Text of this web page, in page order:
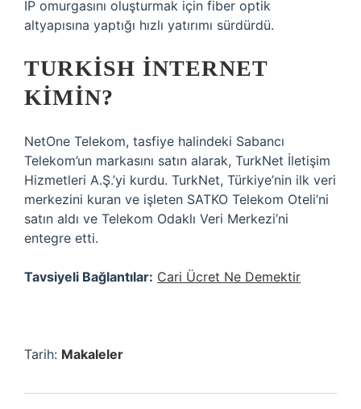
IP omurgasını oluşturmak için fiber optik
altyapısına yaptığı hızlı yatırımı sürdürdü.
TURKISH INTERNET
KIMIN?
NetOne Telekom, tasfiye halindeki Sabancı
Telekom’un markasını satın alarak, TurkNet İletişim
Hizmetleri A.Ş.’yi kurdu. TurkNet, Türkiye’nin ilk veri
merkezini kuran ve işleten SATKO Telekom Oteli’ni
satın aldı ve Telekom Odaklı Veri Merkezi’ni
entegre etti.
Tavsiyeli Bağlantılar: Cari Ücret Ne Demektir
Tarih: Makaleler